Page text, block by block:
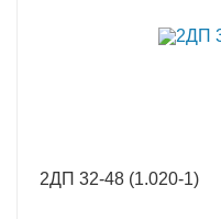
2ДП 32-48 (1.020-1)